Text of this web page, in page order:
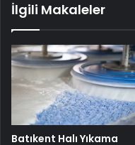
İlgili Makaleler
Batıkent Halı Yıkama